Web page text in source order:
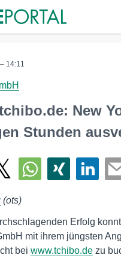
14:11
New
Stunden
(ots)
Erfolg
mit ihrem jüngsten
bei www.tchibo.de zu